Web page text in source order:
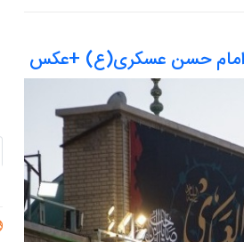
حسن عسکری(ع) +عکس